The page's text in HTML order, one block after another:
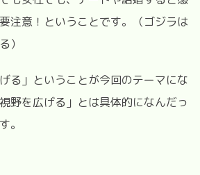
注意！ということです。（ゴジラは
）
る」ということが今回のテーマにな
野を広げる」とは具体的になんだっ
。